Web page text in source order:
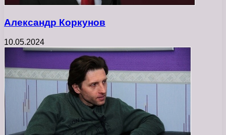
Александр Коркунов
10.05.2024